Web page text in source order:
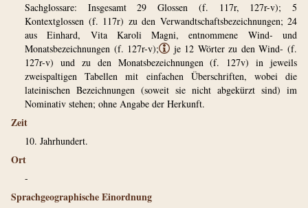
Sachglossare: Insgesamt 29 Glossen (f. 117r, 127r-v); 5
Kontextglossen (f. 117r) zu den Verwandtschaftsbezeichnungen; 24
aus Einhard, Vita Karoli Magni, entnommene Wind- und
Monatsbezeichnungen (f. 127r-v);ⓘ je 12 Wörter zu den Wind- (f.
127r-v) und zu den Monatsbezeichnungen (f. 127v) in jeweils
zweispaltigen Tabellen mit einfachen Überschriften, wobei die
lateinischen Bezeichnungen (soweit sie nicht abgekürzt sind) im
Nominativ stehen; ohne Angabe der Herkunft.
Zeit
10. Jahrhundert.
Ort
-
Sprachgeographische Einordnung